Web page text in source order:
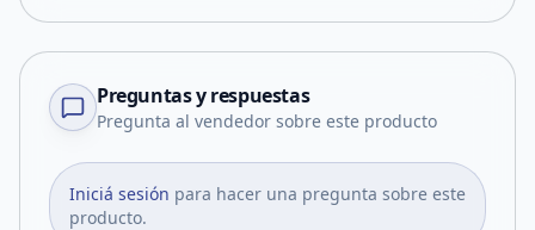
Preguntas y respuestas
Pregunta al vendedor sobre este producto
Iniciá sesión para hacer una pregunta sobre este
producto.